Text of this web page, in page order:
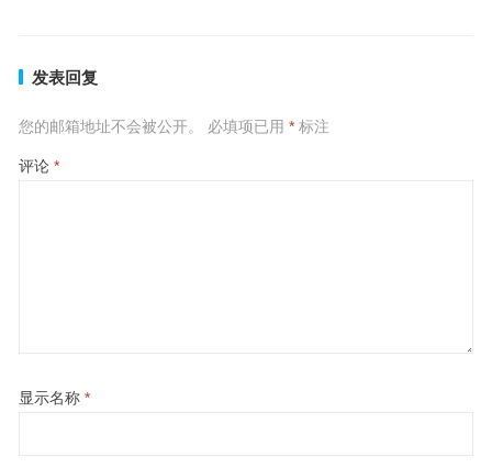
发表回复
您的邮箱地址不会被公开。 必填项已用 *标注
评论 *
显示名称 *